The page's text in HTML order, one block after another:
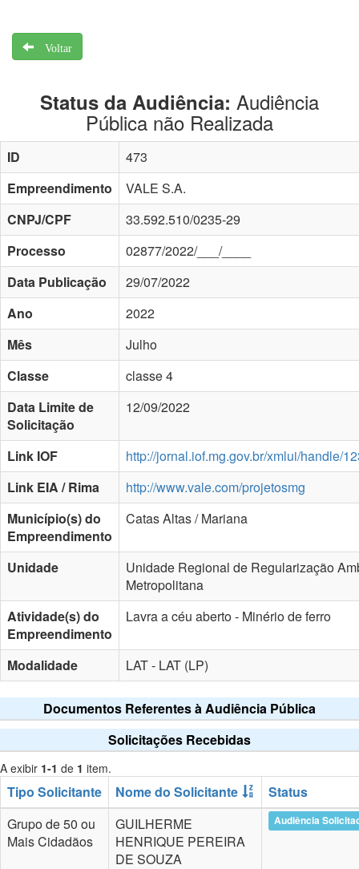
Voltar
Status da Audiência: Audiência
Pública não Realizada
ID
473
Empreendimento
VALE S.A.
CNPJ/CPF
33.592.510/0235-29
Processo
02877/2022/___/____
Data Publicação
29/07/2022
Ano
2022
Mês
Julho
Classe
classe 4
Data Limite de
Solicitação
12/09/2022
Link IOF
http://jornal.iof.mg.gov.br/xmlui/handle/
Link EIA / Rima
http://www.vale.com/projetosmg
Município(s) do
Empreendimento
Catas Altas / Mariana
Unidade
Unidade Regional de Regularização
Metropolitana
Atividade(s) do
Empreendimento
Lavra a céu aberto - Minério de ferro
Modalidade LAT - LAT (LP)
Documentos Referentes à Audiência Pública
Solicitações Recebidas
A exibir 1-1 de 1 item.
Tipo Solicitante Nome do Solicitante
Status
Grupo de 50 ou
Mais Cidadãos
GUILHERME
HENRIQUE PEREIRA
DE SOUZA
Audiência